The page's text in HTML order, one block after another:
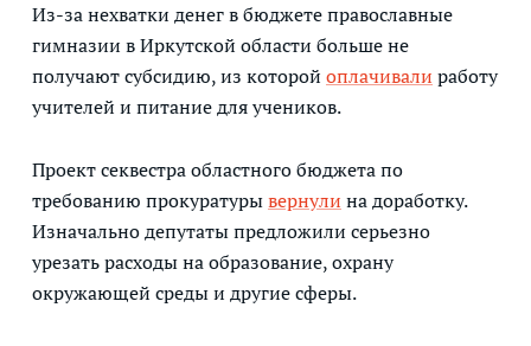
Из-за нехватки денег в бюджете православные
гимназии в Иркутской области больше не
получают субсидию, из которой оплачивали работу
учителей и питание для учеников.
Проект секвестра областного бюджета по
требованию прокуратурывернули на доработку.
Изначально депутаты предложили серьезно
урезать расходы на образование, охрану
окружающей среды и другие сферы.